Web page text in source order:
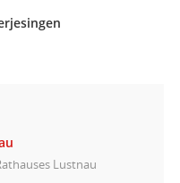
Lustnau